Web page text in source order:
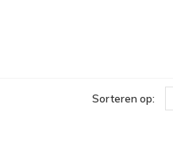
Sorteren op: